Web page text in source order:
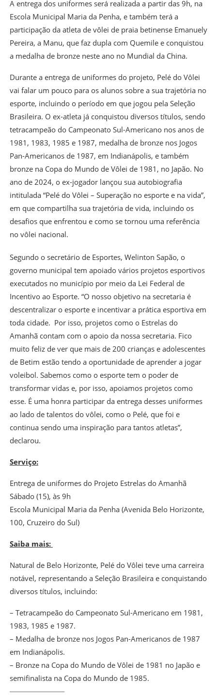
A entrega dos uniformes será realizada a partir das 9h, na
Escola Municipal Maria da Penha, e também terá a
participação da atleta de vôlei de praia betinense Emanuely
Pereira, a Manu, que faz dupla com Quemile e conquistou
a medalha de bronze neste ano no Mundial da China.
Durante a entrega de uniformes do projeto, Pelé do Vôlei
vai falar um pouco para os alunos sobre a sua trajetória no
esporte, incluindo o período em que jogou pela Seleção
Brasileira. O ex-atleta já conquistou diversos títulos, sendo
tetracampeão do Campeonato Sul-Americano nos anos de
1981, 1983, 1985 e 1987, medalha de bronze nos Jogos
Pan-Americanos de 1987, em Indianápolis, e também
bronze na Copa do Mundo de Vôlei de 1981, no Japão. No
ano de 2024, o ex-jogador lançou sua autobiografia
intitulada “Pelé do Vôlei – Superação no esporte e na vida”,
em que compartilha sua trajetória de vida, incluindo os
desafios que enfrentou e como se tornou uma referência
no vôlei nacional.
Segundo o secretário de Esportes, Welinton Sapão, o
governo municipal tem apoiado vários projetos esportivos
executados no município por meio da Lei Federal de
Incentivo ao Esporte. “O nosso objetivo na secretaria é
descentralizar o esporte e incentivar a prática esportiva em
toda cidade. Por isso, projetos como o Estrelas do
Amanhã contam com o apoio da nossa secretaria. Fico
muito feliz de ver que mais de 200 crianças e adolescentes
de Betim estão tendo a oportunidade de aprender a jogar
voleibol. Sabemos como o esporte tem o poder de
transformar vidas e, por isso, apoiamos projetos como
esse. É uma honra participar da entrega desses uniformes
ao lado de talentos do vôlei, como o Pelé, que foi e
continua sendo uma inspiração para tantos atletas”,
declarou.
Serviço:
Entrega de uniformes do Projeto Estrelas do Amanhã
Sábado (15), às 9h
Escola Municipal Maria da Penha (Avenida Belo Horizonte,
100, Cruzeiro do Sul)
Saiba mais:
Natural de Belo Horizonte, Pelé do Vôlei teve uma carreira
notável, representando a Seleção Brasileira e conquistando
diversos títulos, incluindo:
– Tetracampeão do Campeonato Sul-Americano em 1981,
1983, 1985 e 1987.
– Medalha de bronze nos Jogos Pan-Americanos de 1987
em Indianápolis.
– Bronze na Copa do Mundo de Vôlei de 1981 no Japão e
semifinalista na Copa do Mundo de 1985.
———————–